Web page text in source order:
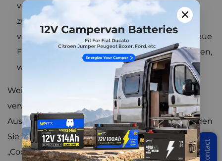
verknüpft ist, mit dem Sie auf die Website
zugreifen. Wir können diese Cookies auch
verwenden, um neue Seiten, Features oder neue
Funktionen der Website zu testen und zu sehen,
wie unsere Nutzer darauf reagieren.
Weitere Informationen zu den von uns
verwendeten Cookies und Ihren
Auswahlmöglichkeiten in Bezug auf Cookies finden
Sie in unserer Cookie-Richtlinie oder im Abschnitt
„Cookies“ unserer Datenschutzrichtlinie.